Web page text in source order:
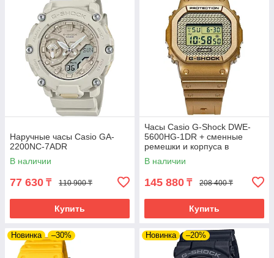
Наручные часы Casio GA-
2200NC-7ADR
В наличии
77 630 ₸ 110 900 ₸
Купить
Часы Casio G-Shock DWE-
5600HG-1DR + сменные
ремешки и корпуса в
комплекте. Лимитированная
серия.
В наличии
145 880 ₸ 208 400 ₸
Купить
Новинка –30% Новинка –20%